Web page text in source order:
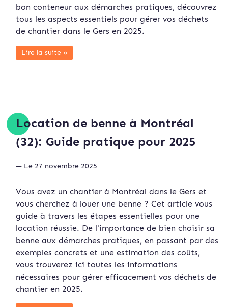
bon conteneur aux démarches pratiques, découvrez
tous les aspects essentiels pour gérer vos déchets
de chantier dans le Gers en 2025.
Lire la suite »
Location de benne à Montréal
(32): Guide pratique pour 2025
— Le 27 novembre 2025
Vous avez un chantier à Montréal dans le Gers et
vous cherchez à louer une benne ? Cet article vous
guide à travers les étapes essentielles pour une
location réussie. De l'importance de bien choisir sa
benne aux démarches pratiques, en passant par des
exemples concrets et une estimation des coûts,
vous trouverez ici toutes les informations
nécessaires pour gérer efficacement vos déchets de
chantier en 2025.